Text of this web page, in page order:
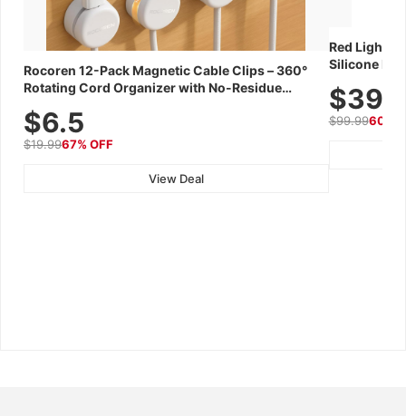
Rocoren 12-Pack Magnetic Cable Clips – 360°
Rotating Cord Organizer with No-Residue
Wall, Car & Office, White
$6.5
$19.9967% OFF
View Deal
Red Light
Silicone
$99.9960%